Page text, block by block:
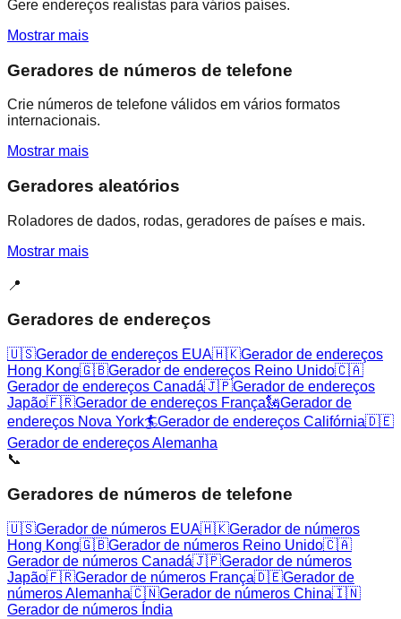
Gere endereços realistas para vários países.
Mostrar mais
Geradores de números de telefone
Crie números de telefone válidos em vários formatos
internacionais.
Mostrar mais
Geradores aleatórios
Roladores de dados, rodas, geradores de países e mais.
Mostrar mais
📍
Geradores de endereços
🇺🇸Gerador de endereços EUA🇭🇰Gerador de endereços
Hong Kong🇬🇧Gerador de endereços Reino Unido🇨🇦
Gerador de endereços Canadá🇯🇵Gerador de endereços
Japão🇫🇷Gerador de endereços França🗽Gerador de
endereços Nova York🏄Gerador de endereços Califórnia🇩🇪
Gerador de endereços Alemanha
📞
Geradores de números de telefone
🇺🇸Gerador de números EUA🇭🇰Gerador de números
Hong Kong🇬🇧Gerador de números Reino Unido🇨🇦
Gerador de números Canadá🇯🇵Gerador de números
Japão🇫🇷Gerador de números França🇩🇪Gerador de
números Alemanha🇨🇳Gerador de números China🇮🇳
Gerador de números Índia